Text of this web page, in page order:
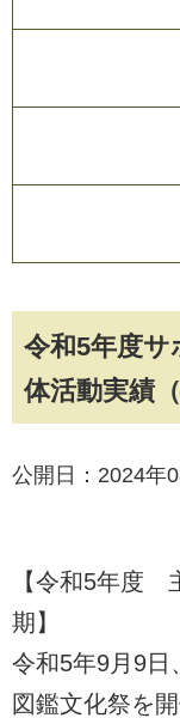
令和5年度サ
体活動実績
公開日：2024年
【令和5年度
期】
令和5年9月9日
図鑑文化祭を開